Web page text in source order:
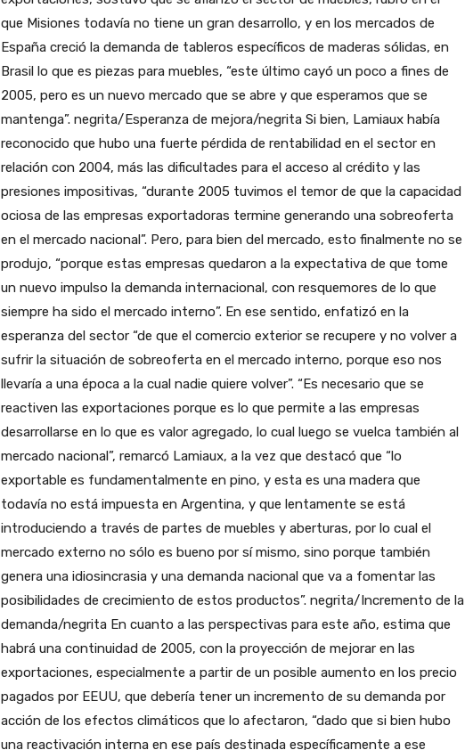
que Misiones todavía no tiene un gran desarrollo, y en los mercados de
España creció la demanda de tableros específicos de maderas sólidas, en
Brasil lo que es piezas para muebles, “este último cayó un poco a fines de
2005, pero es un nuevo mercado que se abre y que esperamos que se
mantenga”. negrita/Esperanza de mejora/negrita Si bien, Lamiaux había
reconocido que hubo una fuerte pérdida de rentabilidad en el sector en
relación con 2004, más las dificultades para el acceso al crédito y las
presiones impositivas, “durante 2005 tuvimos el temor de que la capacidad
ociosa de las empresas exportadoras termine generando una sobreoferta
en el mercado nacional”. Pero, para bien del mercado, esto finalmente no se
produjo, “porque estas empresas quedaron a la expectativa de que tome
un nuevo impulso la demanda internacional, con resquemores de lo que
siempre ha sido el mercado interno”. En ese sentido, enfatizó en la
esperanza del sector “de que el comercio exterior se recupere y no volver a
sufrir la situación de sobreoferta en el mercado interno, porque eso nos
llevaría a una época a la cual nadie quiere volver”. “Es necesario que se
reactiven las exportaciones porque es lo que permite a las empresas
desarrollarse en lo que es valor agregado, lo cual luego se vuelca también al
mercado nacional”, remarcó Lamiaux, a la vez que destacó que “lo
exportable es fundamentalmente en pino, y esta es una madera que
todavía no está impuesta en Argentina, y que lentamente se está
introduciendo a través de partes de muebles y aberturas, por lo cual el
mercado externo no sólo es bueno por sí mismo, sino porque también
genera una idiosincrasia y una demanda nacional que va a fomentar las
posibilidades de crecimiento de estos productos”. negrita/Incremento de la
demanda/negrita En cuanto a las perspectivas para este año, estima que
habrá una continuidad de 2005, con la proyección de mejorar en las
exportaciones, especialmente a partir de un posible aumento en los precio
pagados por EEUU, que debería tener un incremento de su demanda por
acción de los efectos climáticos que lo afectaron, “dado que si bien hubo
una reactivación interna en ese país destinada específicamente a ese